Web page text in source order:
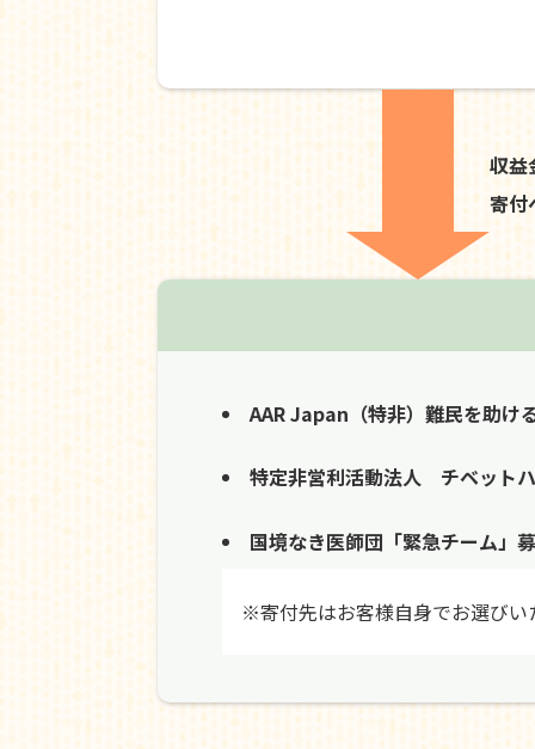
収益
寄付
AAR Japan（特非）難民を助け
特定非営利活動法人 チベット
国境なき医師団「緊急チーム」
※寄付先はお客様自身でお選びい